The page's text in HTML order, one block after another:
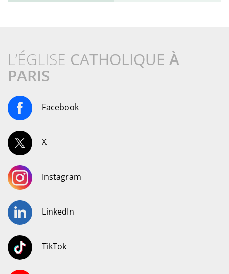
L’ÉGLISE CATHOLIQUE À
PARIS
Facebook
X
Instagram
LinkedIn
TikTok